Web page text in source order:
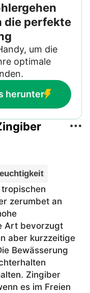
die perfekte
um die
optimale
herunter
zerumbet an
Art bevorzugt
aber kurzzeitige
Bewässerung
Zingiber
es im Freien